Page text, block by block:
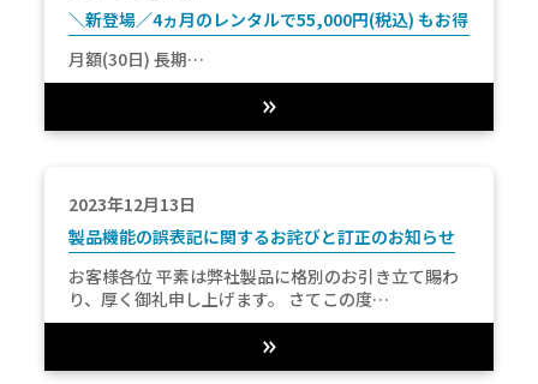
＼新登場／4ヵ月のレンタルで55,000円(税込) もお得な「長
月額(30日) 長期…
2023年12月13日
製品機能の誤表記に関するお詫びと訂正のお知らせ
お客様各位 平素は弊社製品に格別のお引き立て賜わ
り、厚く御礼申し上げます。 さてこの度…